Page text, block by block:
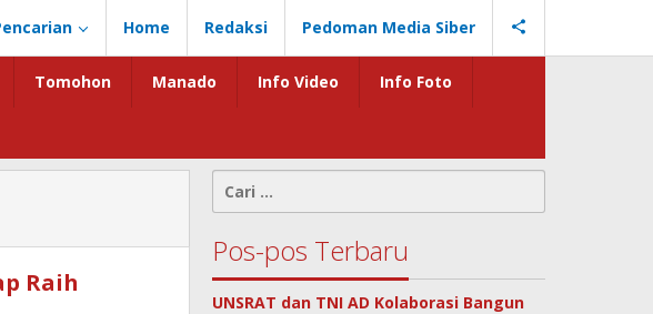
Home Redaksi Pedoman Media Siber
Tomohon Manado Info Video Info Foto
Raih
untuk:
Pos-pos Terbaru
UNSRAT dan TNI AD Kolaborasi Bangun